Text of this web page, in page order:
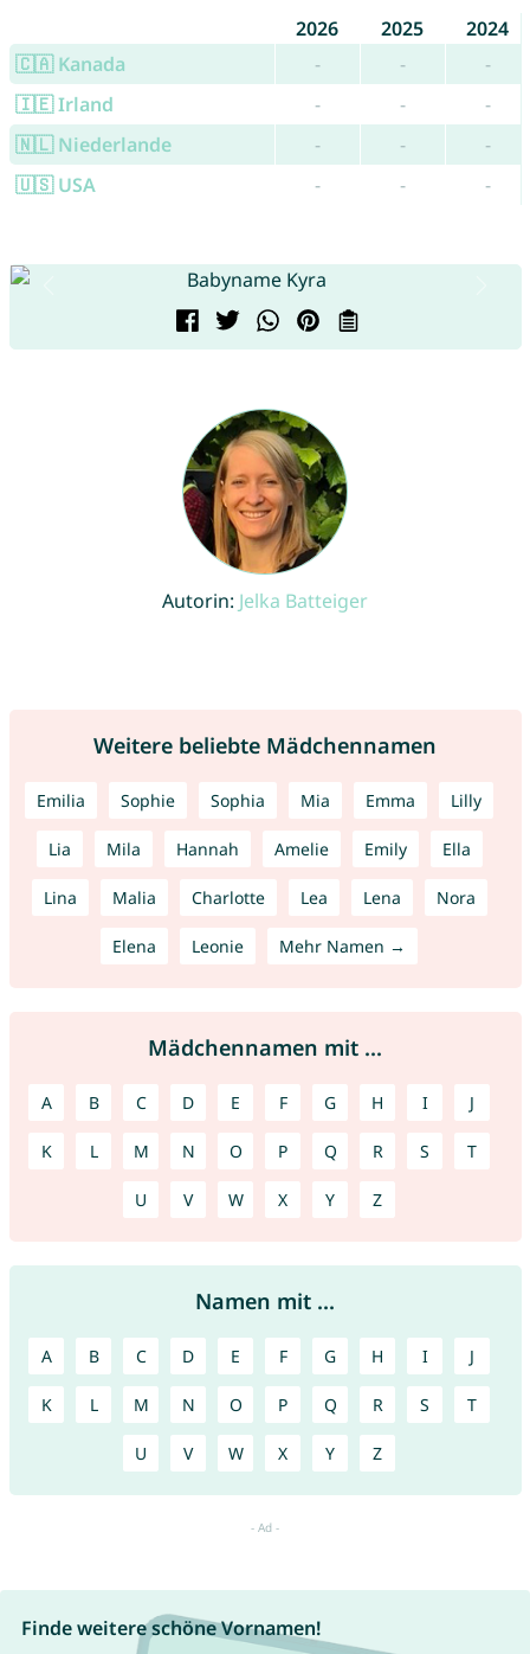
2026 2025
2024
🇨🇦 Kanada
- -
-
🇮🇪 Irland
- -
-
🇳🇱 Niederlande
- -
-
🇺🇸 USA
- - -
Autorin: Jelka Batteiger
Weitere beliebte Mädchennamen
Emilia Sophie Sophia Mia Emma Lilly
Lia Mila Hannah Amelie Emily Ella
Lina Malia Charlotte Lea Lena Nora
Elena Leonie Mehr Namen →
Mädchennamen mit ...
A B C D E F G H I J
K L M N O P Q R S T
U V W X Y Z
Namen mit ...
A B C D E F G H I J
K L M N O P Q R S T
U V W X Y Z
Finde weitere schöne Vornamen!